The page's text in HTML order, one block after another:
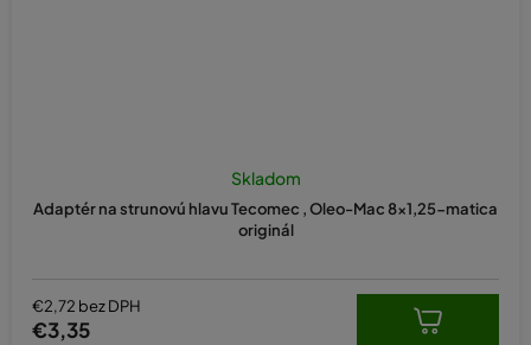
Adaptér na strunovú hlavu Tecomec , Oleo-Mac 8x1,25-matica
originál
Skladom
€2,72 bez DPH
€3,35